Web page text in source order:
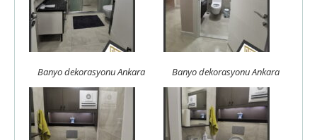
Banyo dekorasyonu Ankara Banyo dekorasyonu Ankara